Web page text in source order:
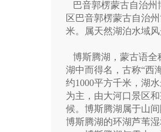
巴音郭楞蒙古自治州
区巴音郭楞蒙古自治
米。属天然湖泊水域风
博斯腾湖，蒙古语全
湖中而得名，古称“西
约1000平方千米，湖
为主，由大河口景区
候。博斯腾湖属于山
博斯腾湖的环湖芦苇